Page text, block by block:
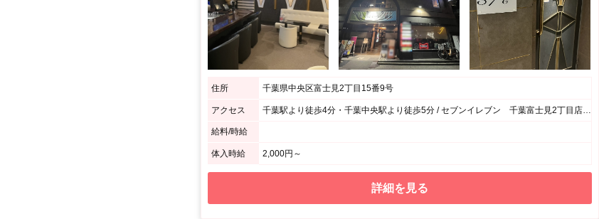
住所 千葉県中央区富士見2丁目15番9号
アクセス 千葉駅より徒歩4分・千葉中央駅より徒歩5分 / セブンイレブン 千葉富士見2丁目店の左の脇道を真っすぐ進み左手側
給料/時給
体入時給 2,000円～
詳細を見る